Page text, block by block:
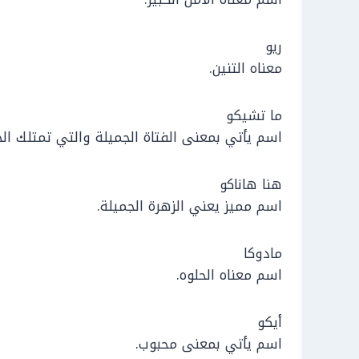
ريو
معناه التنين.
ما تشيكو
اسم يأتي بمعنى الفتاة الجميلة والتي تمتلك
هنا هاناكو
اسم مميز يعني الزهرة الجميلة.
مادوكا
اسم معناه الحلوه.
أيكو
اسم يأتي بمعنى محبوب.